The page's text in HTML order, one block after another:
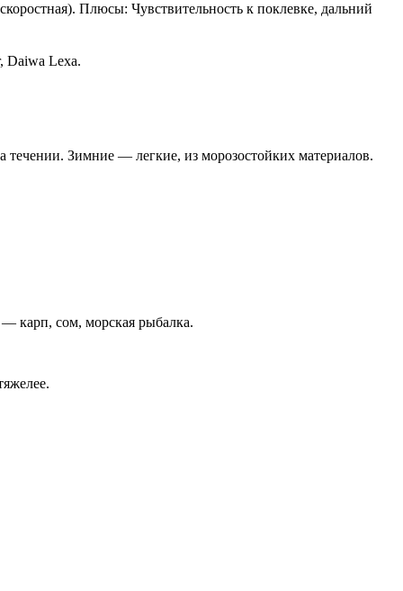
Плюсы: Чувствительность к поклевке, дальний
Daiwa Lexa.
Зимние — легкие, из морозостойких материалов.
карп, сом, морская рыбалка.